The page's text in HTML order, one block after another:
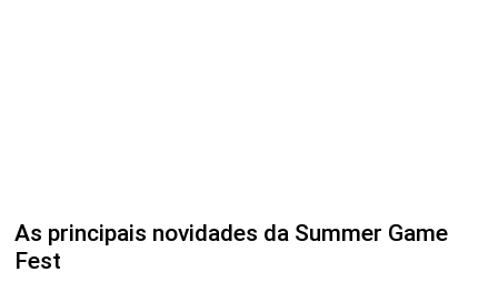
As principais novidades da Summer Game
Fest